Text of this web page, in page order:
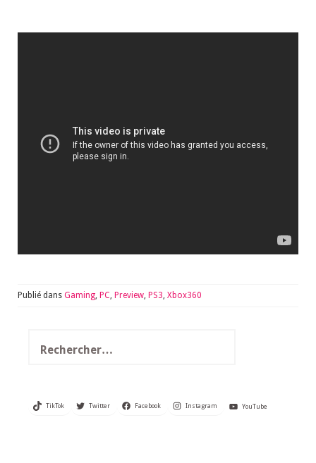
Publié dans Gaming, PC, Preview, PS3, Xbox360
TikTok Twitter Facebook Instagram YouTube